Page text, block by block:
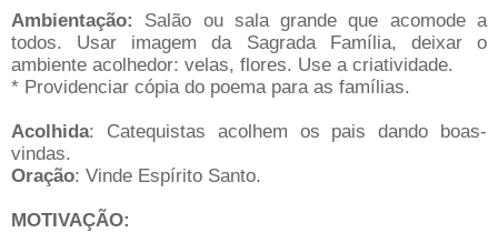
Ambientação: Salão ou sala grande que acomode a
todos. Usar imagem da Sagrada Família, deixar o
ambiente acolhedor: velas, flores. Use a criatividade.
* Providenciar cópia do poema para as famílias.
Acolhida: Catequistas acolhem os pais dando boas-
vindas.
Oração: Vinde Espírito Santo.
MOTIVAÇÃO: